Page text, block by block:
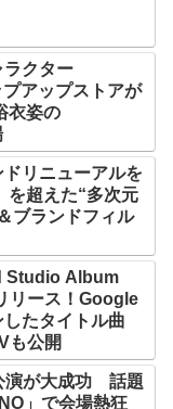
ラクター
プアップストアが
衣姿の
リニューアルを
を超えた“多次元
ブランドフィル
Studio Album
リース！Google
たタイトル曲
も公開
演が大成功 話題
」で会場熱狂